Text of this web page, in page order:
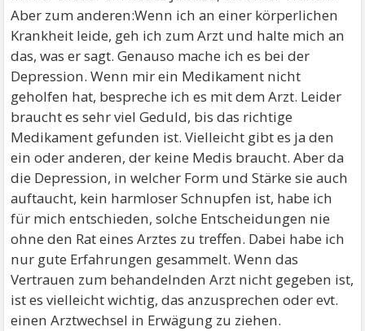
Aber zum anderen:Wenn ich an einer körperlichen
Krankheit leide, geh ich zum Arzt und halte mich an
das, was er sagt. Genauso mache ich es bei der
Depression. Wenn mir ein Medikament nicht
geholfen hat, bespreche ich es mit dem Arzt. Leider
braucht es sehr viel Geduld, bis das richtige
Medikament gefunden ist. Vielleicht gibt es ja den
ein oder anderen, der keine Medis braucht. Aber da
die Depression, in welcher Form und Stärke sie auch
auftaucht, kein harmloser Schnupfen ist, habe ich
für mich entschieden, solche Entscheidungen nie
ohne den Rat eines Arztes zu treffen. Dabei habe ich
nur gute Erfahrungen gesammelt. Wenn das
Vertrauen zum behandelnden Arzt nicht gegeben ist,
ist es vielleicht wichtig, das anzusprechen oder evt.
einen Arztwechsel in Erwägung zu ziehen.